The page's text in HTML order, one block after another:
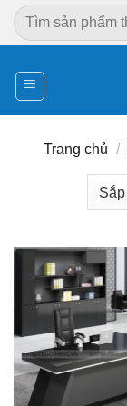
Chuyển
đến
dung
Tìm
kiếm:
Trang chủ /